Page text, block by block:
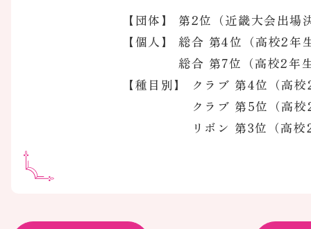
【団体】 第2位（近畿大会出場
【個人】 総合 第4位（高校2年
総合 第7位（高校2年
【種目別】 クラブ 第4位（高
クラブ 第5位（高校2
リボン 第3位（高校2